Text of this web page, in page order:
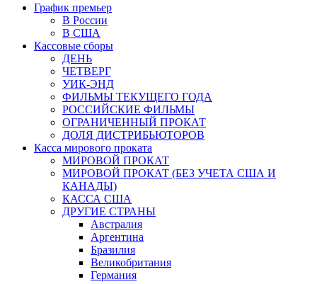
График премьер
В России
В США
Кассовые сборы
ДЕНЬ
ЧЕТВЕРГ
УИК-ЭНД
ФИЛЬМЫ ТЕКУЩЕГО ГОДА
РОССИЙСКИЕ ФИЛЬМЫ
ОГРАНИЧЕННЫЙ ПРОКАТ
ДОЛЯ ДИСТРИБЬЮТОРОВ
Касса мирового проката
МИРОВОЙ ПРОКАТ
МИРОВОЙ ПРОКАТ (БЕЗ УЧЕТА США И
КАНАДЫ)
КАССА США
ДРУГИЕ СТРАНЫ
Австралия
Аргентина
Бразилия
Великобритания
Германия